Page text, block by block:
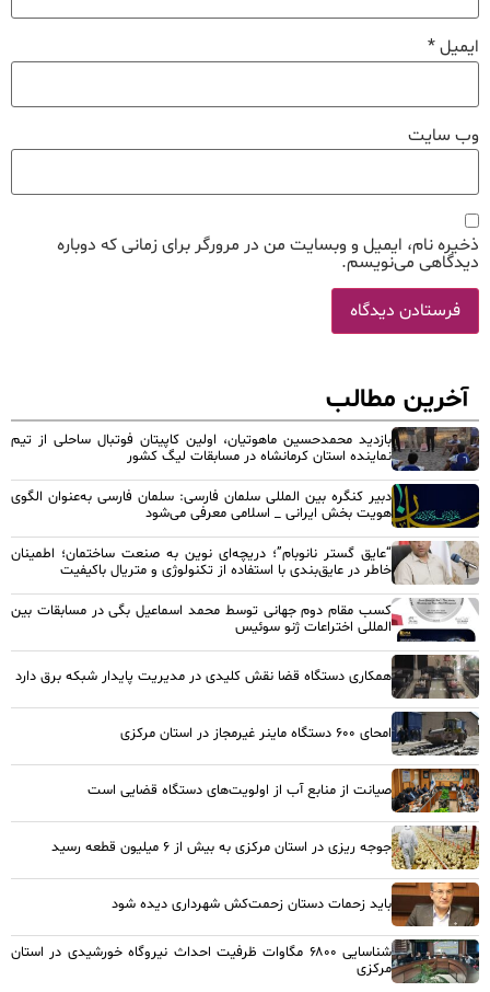
ایمیل*
وب‌ سایت
ذخیره نام، ایمیل و وبسایت من در مرورگر برای زمانی که دوباره
دیدگاهی می‌نویسم.
آخرین مطالب
بازدید محمدحسین ماهوتیان، اولین کاپیتان فوتبال ساحلی از تیم
نماینده استان کرمانشاه در مسابقات لیگ کشور
دبیر کنگره بین المللی سلمان فارسی: سلمان فارسی به‌عنوان الگوی
هویت بخش ایرانی _ اسلامی معرفی می‌شود
“عایق گستر نانوبام”؛ دریچه‌ای نوین به صنعت ساختمان؛ اطمینان
خاطر در عایق‌بندی با استفاده از تکنولوژی و متریال باکیفیت
کسب مقام دوم جهانی توسط محمد اسماعیل بگی در مسابقات بین
المللی اختراعات ژنو سوئیس
همکاری دستگاه قضا نقش کلیدی در مدیریت پایدار شبکه برق دارد
امحای ۶۰۰ دستگاه ماینر غیرمجاز در استان مرکزی
صیانت از منابع آب از اولویت‌های دستگاه قضایی است
جوجه ریزی در استان مرکزی به بیش از ۶ میلیون قطعه رسید
باید زحمات دستان زحمت‌کش شهرداری دیده شود
شناسایی ۶۸۰۰ مگاوات ظرفیت احداث نیروگاه خورشیدی در استان
مرکزی